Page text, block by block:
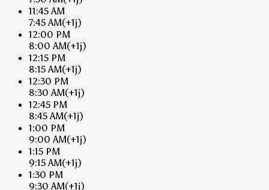
11:45 AM
7:45 AM(+1j)
12:00 PM
8:00 AM(+1j)
12:15 PM
8:15 AM(+1j)
12:30 PM
8:30 AM(+1j)
12:45 PM
8:45 AM(+1j)
1:00 PM
9:00 AM(+1j)
1:15 PM
9:15 AM(+1j)
1:30 PM
9:30 AM(+1j)